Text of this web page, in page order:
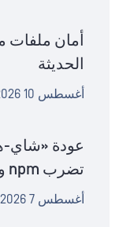
الحديثة
أغسطس 10 2026
تضرب npm وتصيب مئات الحزم
أغسطس 7 2026